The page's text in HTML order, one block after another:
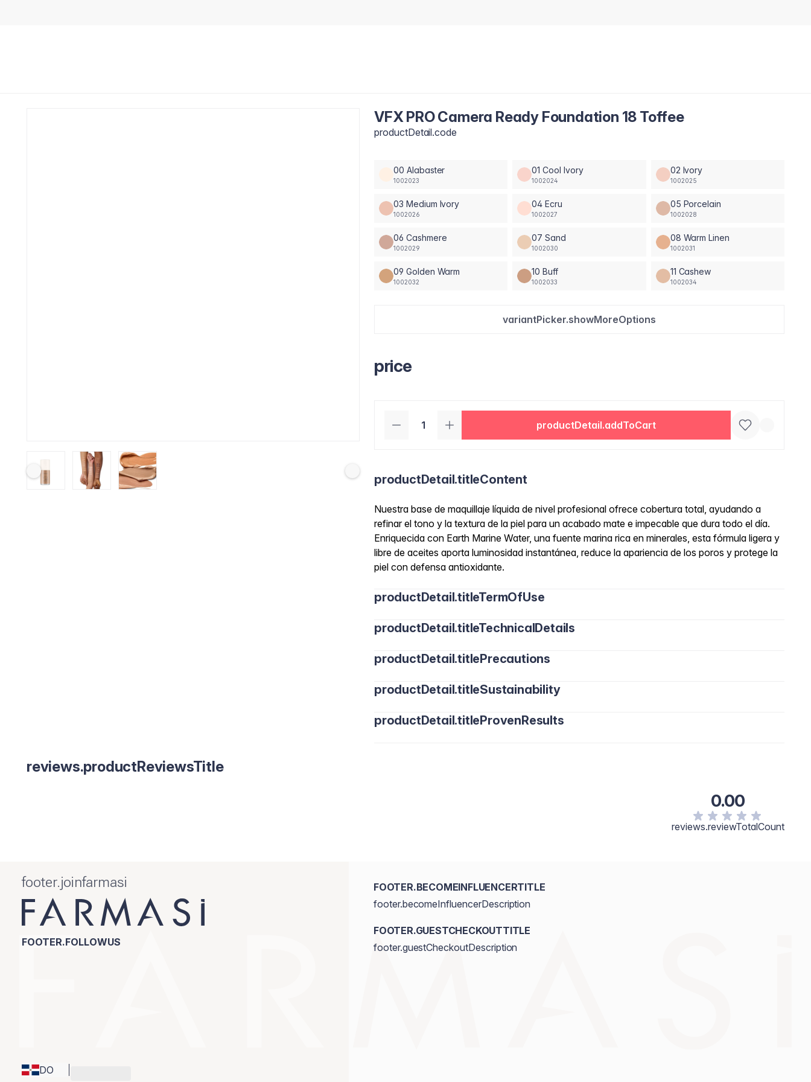
VFX PRO Camera Ready Foundation 18 Toffee
productDetail.code
00 Alabaster
1002023
01 Cool Ivory
1002024
02 Ivory
1002025
03 Medium Ivory
1002026
04 Ecru
1002027
05 Porcelain
1002028
06 Cashmere
1002029
07 Sand
1002030
08 Warm Linen
1002031
09 Golden Warm
1002032
10 Buff
1002033
11 Cashew
1002034
variantPicker.showMoreOptions
price
productDetail.addToCart
productDetail.titleContent
Nuestra base de maquillaje líquida de nivel profesional ofrece cobertura total, ayudando a
refinar el tono y la textura de la piel para un acabado mate e impecable que dura todo el día.
Enriquecida con Earth Marine Water, una fuente marina rica en minerales, esta fórmula ligera y
libre de aceites aporta luminosidad instantánea, reduce la apariencia de los poros y protege la
piel con defensa antioxidante.
productDetail.titleTermOfUse
productDetail.titleTechnicalDetails
productDetail.titlePrecautions
productDetail.titleSustainability
productDetail.titleProvenResults
reviews.productReviewsTitle
0.00
reviews.reviewTotalCount
footer.joinfarmasi
FOOTER.FOLLOWUS
DO
FOOTER.BECOMEINFLUENCERTITLE
footer.becomeInfluencerDescription
FOOTER.GUESTCHECKOUTTITLE
footer.guestCheckoutDescription